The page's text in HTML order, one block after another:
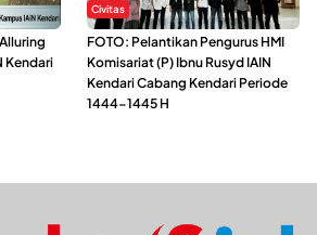
Kendari
Civitas
FOTO: Pelantikan Pengurus HMI
Komisariat (P) Ibnu Rusyd IAIN
Kendari Cabang Kendari Periode
1444-1445 H